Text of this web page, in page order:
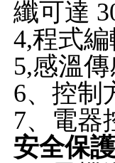
纖可達
4,程式
5,感溫
6、控制
7、電器
安全保